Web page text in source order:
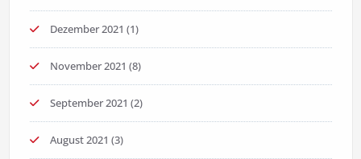
Dezember 2021 (1)
November 2021 (8)
September 2021 (2)
August 2021 (3)